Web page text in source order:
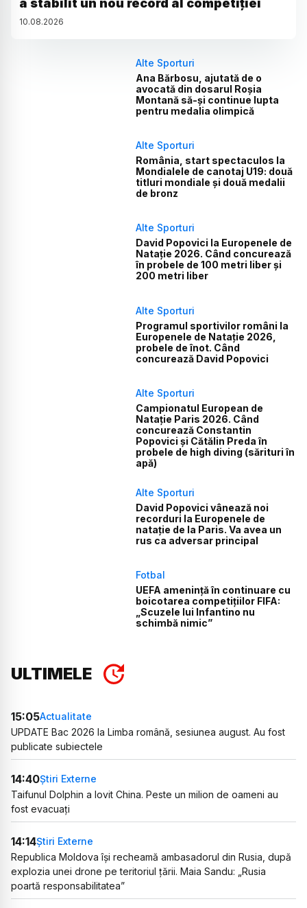
10.08.2026
Alte Sporturi
Ana Bărbosu, ajutată de o
avocată din dosarul Roșia
Montană să-și continue lupta
pentru medalia olimpică
Alte Sporturi
România, start spectaculos la
Mondialele de canotaj U19: două
titluri mondiale și două medalii
de bronz
Alte Sporturi
David Popovici la Europenele de
Natație 2026. Când concurează
în probele de 100 metri liber și
200 metri liber
Alte Sporturi
Programul sportivilor români la
Europenele de Natație 2026,
probele de înot. Când
concurează David Popovici
Alte Sporturi
Campionatul European de
Natație Paris 2026. Când
concurează Constantin
Popovici și Cătălin Preda în
probele de high diving (sărituri în
apă)
Alte Sporturi
David Popovici vânează noi
recorduri la Europenele de
natație de la Paris. Va avea un
rus ca adversar principal
Fotbal
UEFA amenință în continuare cu
boicotarea competițiilor FIFA:
„Scuzele lui Infantino nu
schimbă nimic”
ULTIMELE
15:05Actualitate
UPDATE Bac 2026 la Limba română, sesiunea august. Au fost
publicate subiectele
14:40Știri Externe
Taifunul Dolphin a lovit China. Peste un milion de oameni au
fost evacuați
14:14Știri Externe
Republica Moldova își recheamă ambasadorul din Rusia, după
explozia unei drone pe teritoriul țării. Maia Sandu: „Rusia
poartă responsabilitatea”